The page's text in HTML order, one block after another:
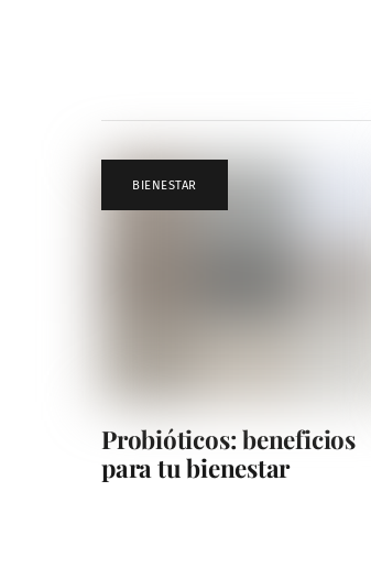
BIENESTAR
Probióticos: beneficios
para tu bienestar